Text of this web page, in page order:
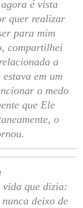
é vista
quer realizar
para mim
compartilhei
a
em um
o medo
que Ele
o
vida que dizia:
deixo de